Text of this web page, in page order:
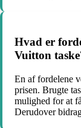
Hvad er
Vuitton
En af fordelene
prisen. Brugte
mulighed for at
Derudover